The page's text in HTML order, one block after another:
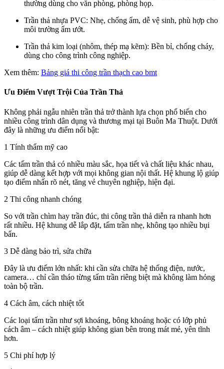
thường dùng cho văn phòng, phòng họp.
Trần thả nhựa PVC: Nhẹ, chống ẩm, dễ vệ sinh, phù hợp cho
môi trường ẩm ướt.
Trần thả kim loại (nhôm, thép mạ kẽm): Bền bỉ, chống cháy,
dùng cho công trình công nghiệp.
Xem thêm: Bảng giá thi công trần thạch cao bmt
Ưu Điểm Vượt Trội Của Trần Thả
Không phải ngẫu nhiên trần thả trởthành lựa chọn phổ biến cho
nhiều công trình dân dụng và thương mại tại Buôn Ma Thuột. Dưới
đây là những ưu điểm nổi bật:
1 Tính thẩm mỹ cao
Các tấm trần thả có nhiều màu sắc, họa tiết và chất liệu khác nhau,
giúp dễ dàng kết hợp với mọi không gian nội thất. Hệ khung lộ giúp
tạo điểm nhấn rõ nét, tăng vẻ chuyên nghiệp, hiện đại.
2 Thi công nhanh chóng
So với trần chìm hay trần đúc, thi công trần thả diễn ra nhanh hơn
rất nhiều. Hệ khung dễ lắp đặt, tấm trần nhẹ, không tạo nhiều bụi
bẩn.
3 Dễ dàng bảo trì, sửa chữa
Đây là ưu điểm lớn nhất: khi cần sửa chữa hệ thống điện, nước,
camera… chỉ cần tháo từng tấm trần riêng biệt mà không làm hỏng
toàn bộ trần.
4 Cách âm, cách nhiệt tốt
Các loại tấm trần như sợi khoáng, bông khoáng hoặc có lớp phủ
cách âm – cách nhiệt giúp không gian bên trong mát mẻ, yên tĩnh
hơn.
5 Chi phíhợp lý